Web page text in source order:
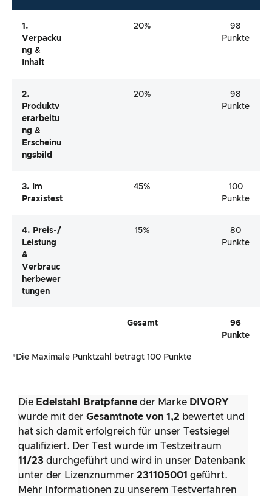
1.
Verpacku
Ng &
Inhalt
20%
98
Punkte
2.
Produktv
Erarbeitu
Ng &
Erscheinu
Ngsbild
20%
98
Punkte
3. Im
Praxistest
45%
100
Punkte
4. Preis-/
Leistung
&
Verbrauc
Herbewer
Tungen
15%
80
Punkte
Gesamt
96
Punkte
*Die Maximale Punktzahl beträgt 100 Punkte
Die Edelstahl Bratpfanne der Marke DIVORY
wurde mit der Gesamtnote von 1,2 bewertet und
hat sich damit erfolgreich für unser Testsiegel
qualifiziert. Der Test wurde im Testzeitraum
11/23 durchgeführt und wird in unser Datenbank
unter der Lizenznummer 231105001 geführt.
Mehr Informationen zu unserem Testverfahren